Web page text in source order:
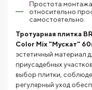
Простота
относительно
самостоятельно.
Тротуарная плитка
Color Mix "Мускат"
эстетичный материал
приусадебных
выбор плитки,
регулярный уход